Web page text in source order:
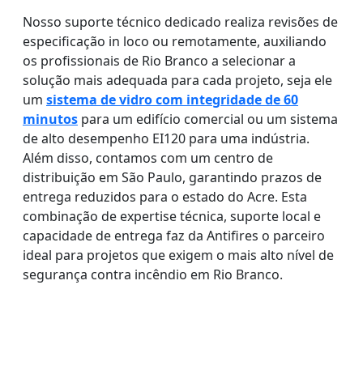
Nosso suporte técnico dedicado realiza revisões de
especificação in loco ou remotamente, auxiliando
os profissionais de Rio Branco a selecionar a
solução mais adequada para cada projeto, seja ele
um sistema de vidro com integridade de 60
minutos para um edifício comercial ou um sistema
de alto desempenho EI120 para uma indústria.
Além disso, contamos com um centro de
distribuição em São Paulo, garantindo prazos de
entrega reduzidos para o estado do Acre. Esta
combinação de expertise técnica, suporte local e
capacidade de entrega faz da Antifires o parceiro
ideal para projetos que exigem o mais alto nível de
segurança contra incêndio em Rio Branco.